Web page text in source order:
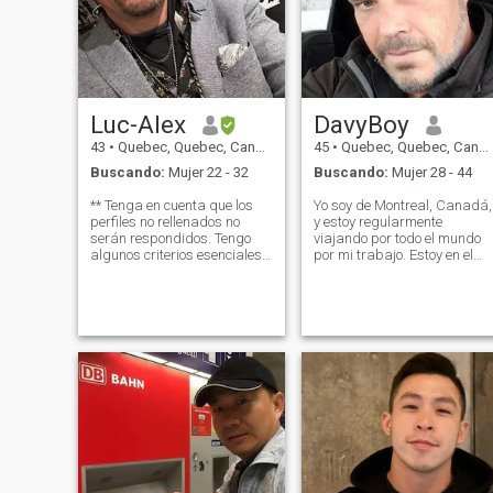
Luc-Alex
43 • Quebec, Quebec, Canadá
Buscando: Mujer 22 - 32
** Tenga en cuenta que los
perfiles no rellenados no
serán respondidos. Tengo
algunos criterios esenciales
invierta nuestro tiempo
sabiamente. ¡Gracias! ❤️
Curioso, de mente abierta,
orientado hacia la
experiencia y la calidad de
vida en lugar del lujo y la
superficialidad... POR
FAVOR, esto es importante
para entender, ya que busco
DavyBoy
45 • Quebec, Quebec, Canadá
Buscando: Mujer 28 - 44
Yo soy de Montreal, Canadá,
y estoy regularmente
viajando por todo el mundo
por mi trabajo. Estoy en el
también. Me gusta conocer
gente de otros países.